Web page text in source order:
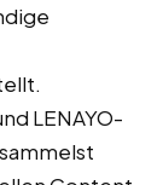
LENAYO-